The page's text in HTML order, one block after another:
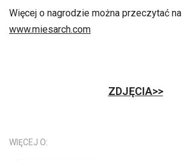
Więcej o nagrodzie można przeczytać na
www.miesarch.com
ZDJĘCIA>>
WIĘCEJ O: